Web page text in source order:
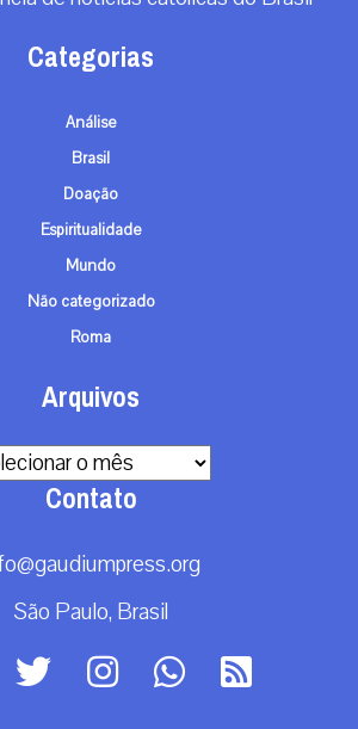
Categorias
Análise
Brasil
Doação
Espiritualidade
Mundo
Não categorizado
Roma
Arquivos
Contato
São Paulo, Brasil